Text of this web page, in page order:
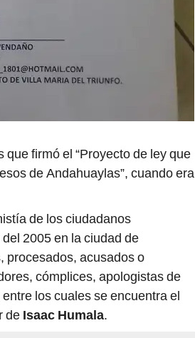
que firmó el “Proyecto de ley que
de Andahuaylas”, cuando era
de los ciudadanos
2005 en la ciudad de
procesados, acusados o
cómplices, apologistas de
los cuales se encuentra el
de Isaac Humala.